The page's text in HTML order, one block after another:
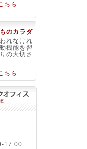
ちら
のカラダ
れなけれ
機能を習
の大切さ
ちら
17:00